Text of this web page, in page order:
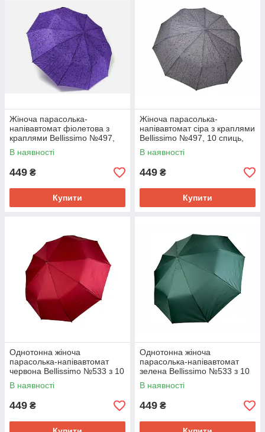
Жіноча парасолька-
напівавтомат фіолетова з
краплями Bellissimo №497,
10 спиць, антивітрова
система
В наявності
449 ₴
Купити
Жіноча парасолька-
напівавтомат сіра з краплями
Bellissimo №497, 10 спиць,
антивітрова система
В наявності
449 ₴
Купити
Однотонна жіноча
парасолька-напівавтомат
червона Bellissimo №533 з 10
спицями, антивітрова
система
В наявності
449 ₴
Однотонна жіноча
парасолька-напівавтомат
зелена Bellissimo №533 з 10
спицями, антивітрова
система
В наявності
449 ₴